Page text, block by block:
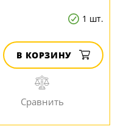
1 шт.
В КОРЗИНУ